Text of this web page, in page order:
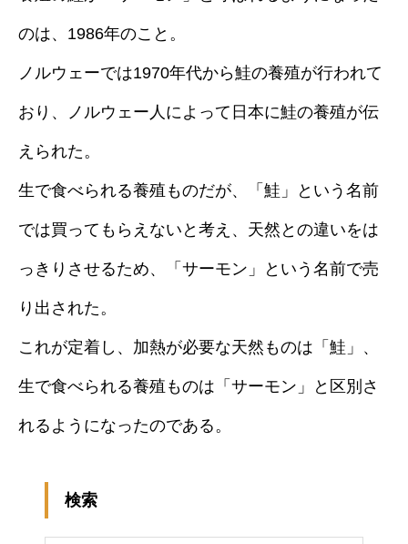
のは、1986年のこと。
ノルウェーでは1970年代から鮭の養殖が行われて
おり、ノルウェー人によって日本に鮭の養殖が伝
えられた。
生で食べられる養殖ものだが、「鮭」という名前
では買ってもらえないと考え、天然との違いをは
っきりさせるため、「サーモン」という名前で売
り出された。
これが定着し、加熱が必要な天然ものは「鮭」、
生で食べられる養殖ものは「サーモン」と区別さ
れるようになったのである。
検索